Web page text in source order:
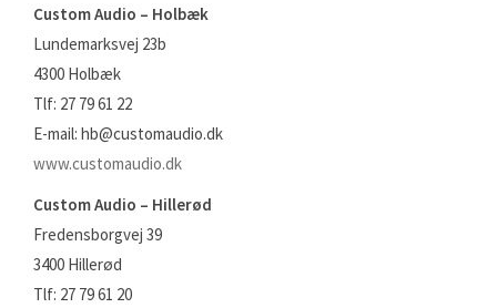
Custom Audio – Holbæk
Lundemarksvej 23b
4300 Holbæk
Tlf: 27 79 61 22
E-mail: hb@customaudio.dk
www.customaudio.dk
Custom Audio – Hillerød
Fredensborgvej 39
3400 Hillerød
Tlf: 27 79 61 20